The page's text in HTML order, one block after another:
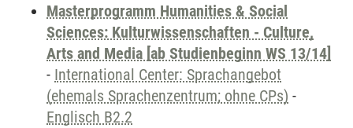
Masterprogramm Humanities & Social
Sciences: Kulturwissenschaften - Culture,
Arts and Media [ab Studienbeginn WS 13/14]
- International Center: Sprachangebot
(ehemals Sprachenzentrum; ohne CPs) -
Englisch B2.2